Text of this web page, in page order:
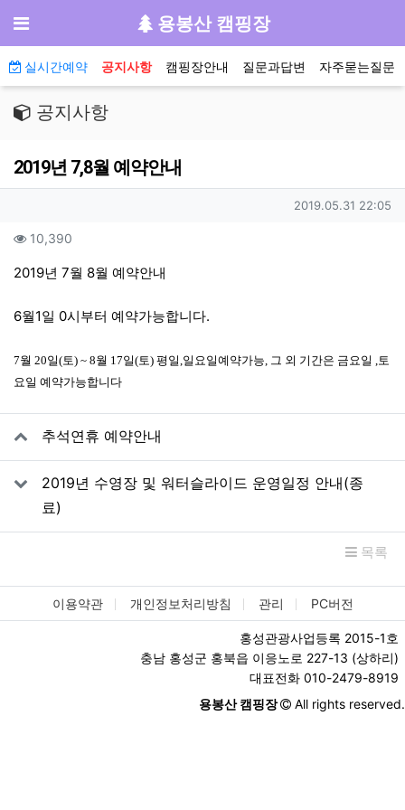
메뉴 용봉산 캠핑장
메인 메뉴
실시간예약 공지사항 캠핑장안내 질문과답변 자주묻는질문
공지사항
2019년 7,8월 예약안내
작성일
2019.05.31 22:05
컨텐츠 정보
10,390
본문
2019년 7월 8월 예약안내
6월1일 0시부터 예약가능합니다.
7월 20일(토) ~ 8월 17일(토) 평일,일요일예약가능, 그 외 기간은 금요일 ,토
요일 예약가능합니다
관련자료
추석연휴 예약안내
2019년 수영장 및 워터슬라이드 운영일정 안내(종
료)
목록
이용약관 개인정보처리방침 관리 PC버전
홍성관광사업등록 2015-1호
충남 홍성군 홍북읍 이응노로 227-13 (상하리)
대표전화 010-2479-8919
용봉산 캠핑장
All rights reserved.